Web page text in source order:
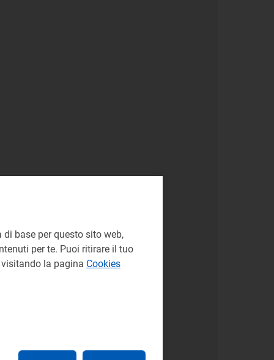
base per questo sito web,
per te. Puoi ritirare il tuo
la pagina Cookies